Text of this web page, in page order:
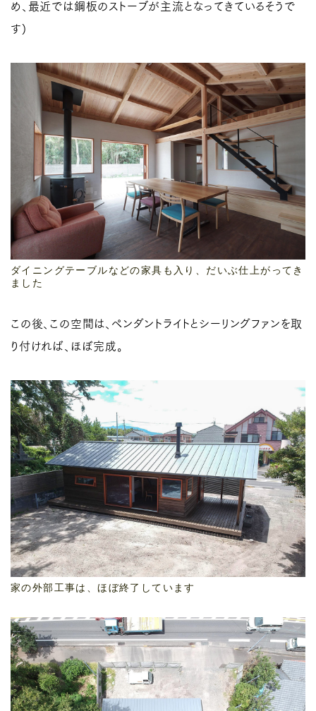
め、最近では鋼板のストーブが主流となってきているそうで
す)
ダイニングテーブルなどの家具も入り、だいぶ仕上がってき
ました
この後、この空間は、ペンダントライトとシーリングファンを取
り付ければ、ほぼ完成。
家の外部工事は、ほぼ終了しています